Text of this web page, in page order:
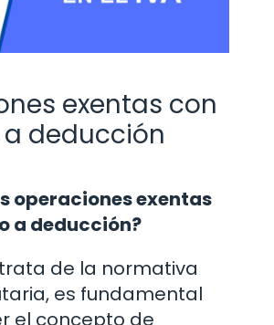
exentas con
deducción
operaciones exentas
a deducción?
de la normativa
es fundamental
el concepto de